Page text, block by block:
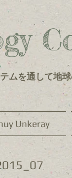
ムを通して地
Unkeray